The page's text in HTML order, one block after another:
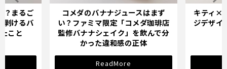
はまず
ダ珈琲店
んで分
キティ×バナナミルクのパッケー
ジデザインが示す「学び直し」の
サインとは？
ReadMore
オイシッ
ている人